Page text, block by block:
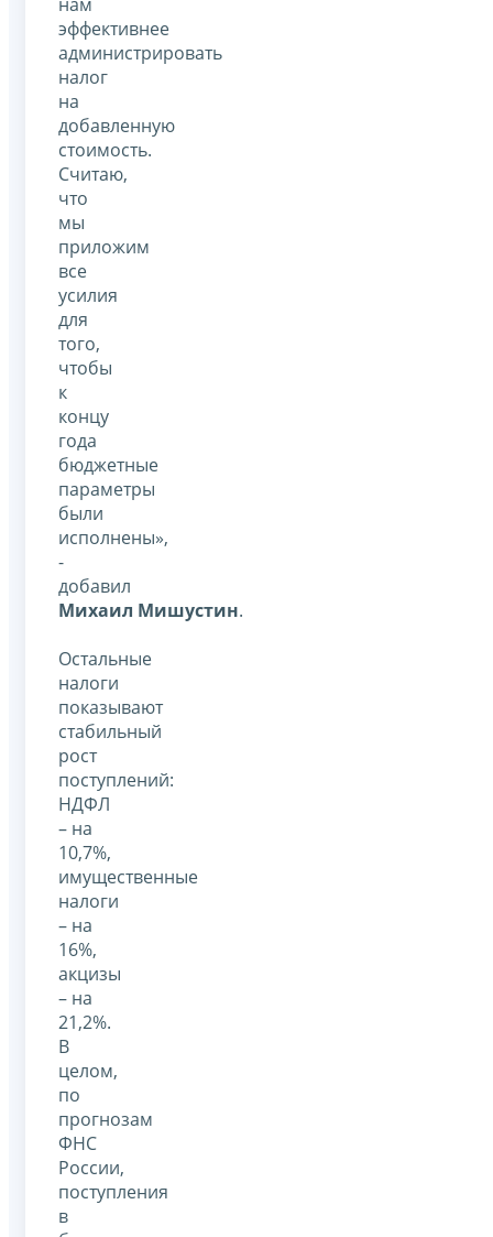
эффективнее
администрировать
налог
на
добавленную
стоимость.
Считаю,
что
мы
приложим
все
усилия
для
того,
чтобы
к
концу
года
бюджетные
параметры
были
исполнены»,
-
добавил
Михаил Мишустин.
Остальные
налоги
показывают
стабильный
рост
поступлений:
НДФЛ
– на
10,7%,
имущественные
налоги
– на
16%,
акцизы
– на
21,2%.
В
целом,
по
прогнозам
ФНС
России,
поступления
в